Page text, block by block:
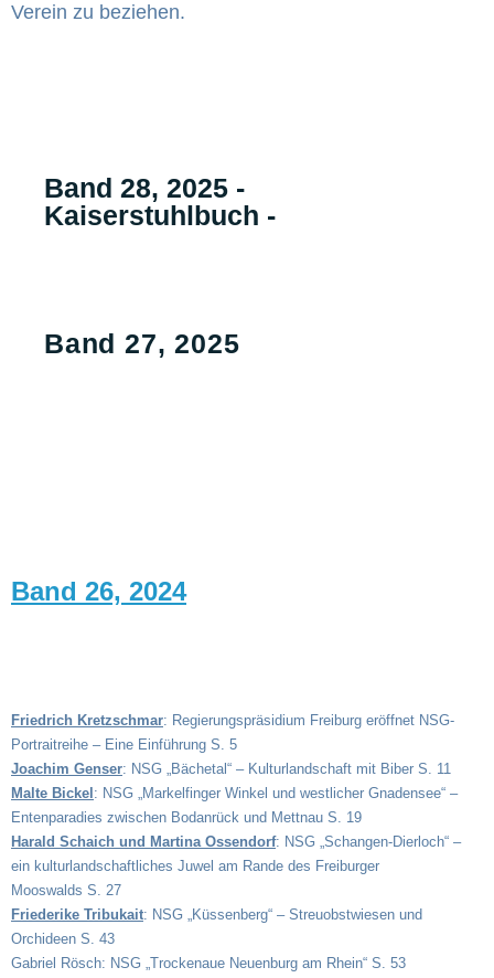
Verein zu beziehen.
Band 28, 2025 -
Kaiserstuhlbuch -
Band 27, 2025
Band 26, 2024
Friedrich Kretzschmar: Regierungspräsidium Freiburg eröffnet NSG-
Portraitreihe – Eine Einführung S. 5
Joachim Genser: NSG „Bächetal“ – Kulturlandschaft mit Biber S. 11
Malte Bickel : NSG „Markelfinger Winkel und westlicher Gnadensee“ –
Entenparadies zwischen Bodanrück und Mettnau S. 19
Harald Schaich und Martina Ossendorf: NSG „Schangen-Dierloch“ –
ein kulturlandschaftliches Juwel am Rande des Freiburger
Mooswalds S. 27
Friederike Tribukait: NSG „Küssenberg“ – Streuobstwiesen und
Orchideen S. 43
Gabriel Rösch: NSG „Trockenaue Neuenburg am Rhein“ S. 53